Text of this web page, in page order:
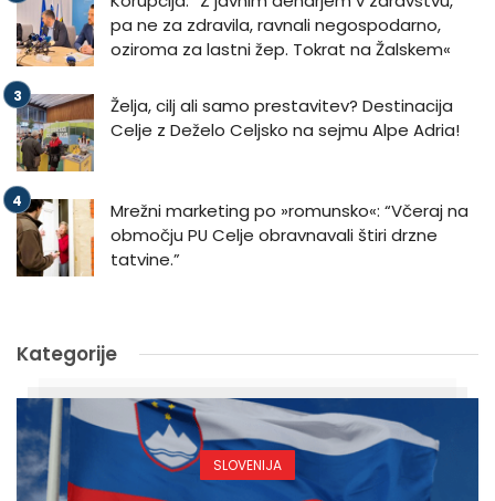
pa ne za zdravila, ravnali negospodarno,
oziroma za lastni žep. Tokrat na Žalskem«
Želja, cilj ali samo prestavitev? Destinacija
Celje z Deželo Celjsko na sejmu Alpe Adria!
Mrežni marketing po »romunsko«: “Včeraj na
območju PU Celje obravnavali štiri drzne
tatvine.”
Kategorije
SLOVENIJA